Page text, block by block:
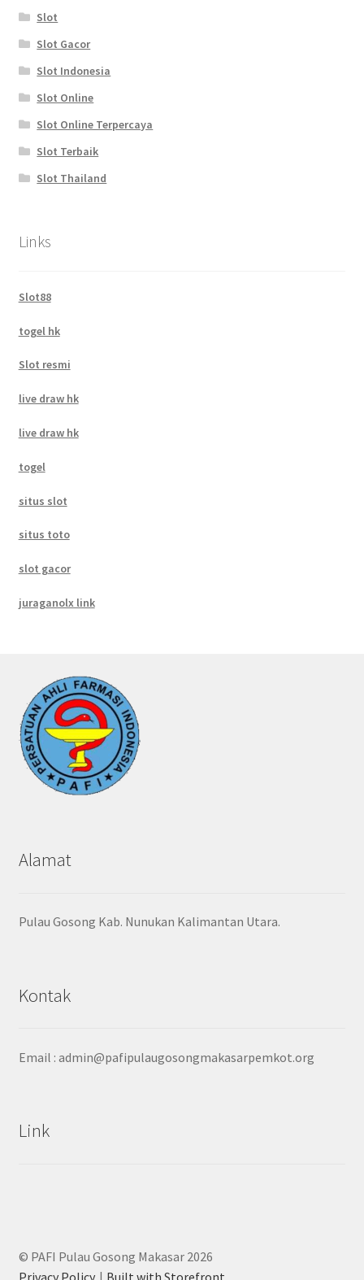
Slot
Slot Gacor
Slot Indonesia
Slot Online
Slot Online Terpercaya
Slot Terbaik
Slot Thailand
Links
Slot88
togel hk
Slot resmi
live draw hk
live draw hk
togel
situs slot
situs toto
slot gacor
juraganolx link
Alamat
Pulau Gosong Kab. Nunukan Kalimantan Utara.
Kontak
Email : admin@pafipulaugosongmakasarpemkot.org
Link
© PAFI Pulau Gosong Makasar 2026